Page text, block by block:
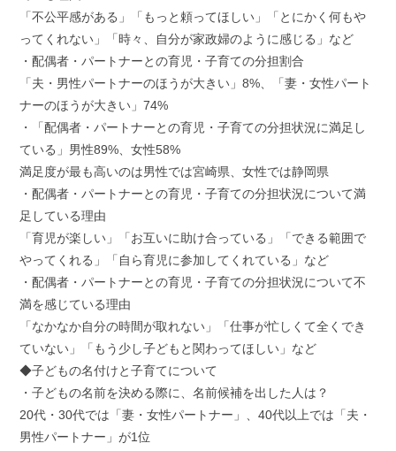
「不公平感がある」「もっと頼ってほしい」「とにかく何もや
ってくれない」「時々、自分が家政婦のように感じる」など
・配偶者・パートナーとの育児・子育ての分担割合
「夫・男性パートナーのほうが大きい」8%、「妻・女性パート
ナーのほうが大きい」74%
・「配偶者・パートナーとの育児・子育ての分担状況に満足し
ている」男性89%、女性58%
満足度が最も高いのは男性では宮崎県、女性では静岡県
・配偶者・パートナーとの育児・子育ての分担状況について満
足している理由
「育児が楽しい」「お互いに助け合っている」「できる範囲で
やってくれる」「自ら育児に参加してくれている」など
・配偶者・パートナーとの育児・子育ての分担状況について不
満を感じている理由
「なかなか自分の時間が取れない」「仕事が忙しくて全くでき
ていない」「もう少し子どもと関わってほしい」など
◆子どもの名付けと子育てについて
・子どもの名前を決める際に、名前候補を出した人は？
20代・30代では「妻・女性パートナー」、40代以上では「夫・
男性パートナー」が1位